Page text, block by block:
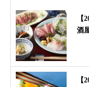
【
酒
【